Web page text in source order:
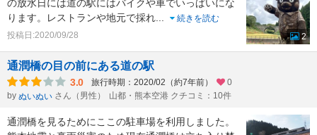
の放水日には道の駅にはバイクや車でいっぱいにな
ります。レストランや地元で採れ...
続きを読む
投稿日:2020/09/28
2
通潤橋の目の前にある道の駅
3.0 旅行時期：2020/02（約7年前）
0
by ぬいぬい さん（男性） 山都・熊本空港 クチコミ：10件
通潤橋を見るためにここの駐車場を利用しました。